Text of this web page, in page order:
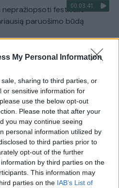
My Personal Information
sharing to third parties, or
or sensitive information for
use the below opt-out
Please note that after your
you may continue seeing
personal information utilized by
to third parties prior to
opt-out of the further
by third parties on the
This information may
parties on the IAB’s List of
00:03:41
nepražiopsoti festivalio
paruošimo būdą
00:00:49
iš tėvų paimtus šešis